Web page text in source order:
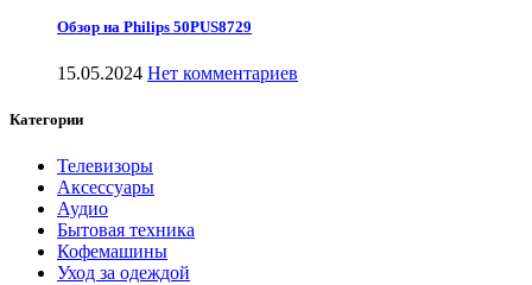
Обзор на Philips 50PUS8729
15.05.2024 Нет комментариев
Категории
Телевизоры
Аксессуары
Аудио
Бытовая техника
Кофемашины
Уход за одеждой